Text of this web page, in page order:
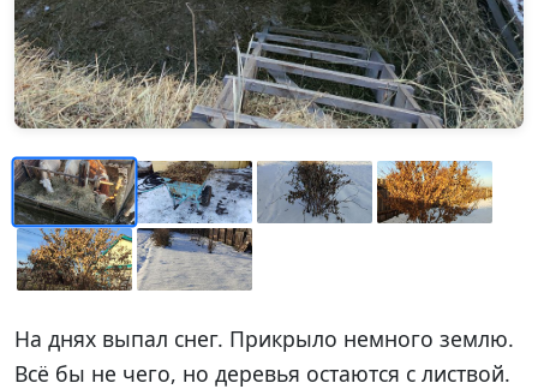
На днях выпал снег. Прикрыло немного землю.
Всё бы не чего, но деревья остаются с листвой.